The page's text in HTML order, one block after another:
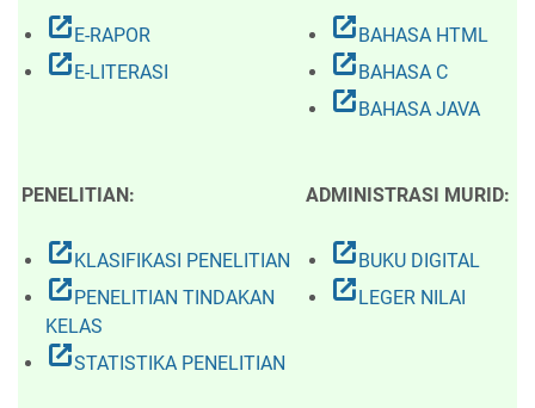
open_in_new E-RAPOR
open_in_new E-LITERASI
open_in_new BAHASA HTML
open_in_new BAHASA C
open_in_new BAHASA JAVA
PENELITIAN: ADMINISTRASI MURID:
open_in_new KLASIFIKASI PENELITIAN
open_in_new PENELITIAN TINDAKAN
KELAS
open_in_newSTATISTIKA PENELITIAN
open_in_new BUKU DIGITAL
open_in_new LEGER NILAI